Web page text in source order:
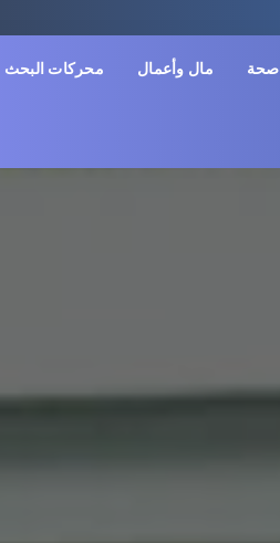
صحة مال وأعمال محركات البحث